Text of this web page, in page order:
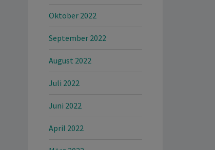
Oktober 2022
September 2022
August 2022
Juli 2022
Juni 2022
April 2022